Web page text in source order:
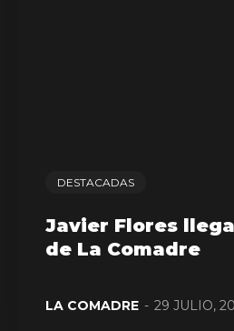
DESTACADAS
Javier Flores
de La Comadre
LA COMADRE - 29 JULIO,